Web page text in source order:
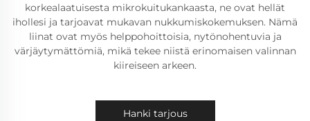
korkealaatuisesta mikrokuitukankaasta, ne ovat hellät
ihollesi ja tarjoavat mukavan nukkumiskokemuksen. Nämä
liinat ovat myös helppohoittoisia, nytönohentuvia ja
värjäytymättömiä, mikä tekee niistä erinomaisen valinnan
kiireiseen arkeen.
Hanki tarjous